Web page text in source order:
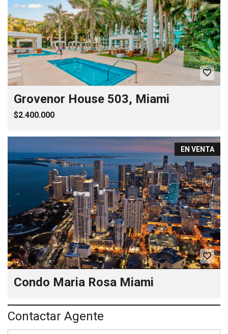
Grovenor House 503, Miami
$2.400.000
EN VENTA
Condo Maria Rosa Miami
Contactar Agente